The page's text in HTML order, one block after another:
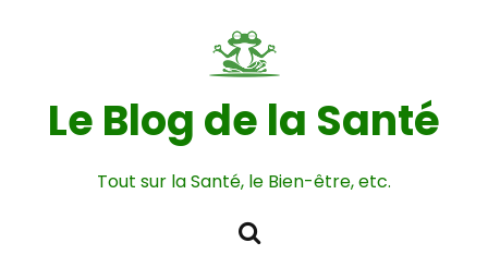
Le Blog de la Santé
Tout sur la Santé, le Bien-être, etc.